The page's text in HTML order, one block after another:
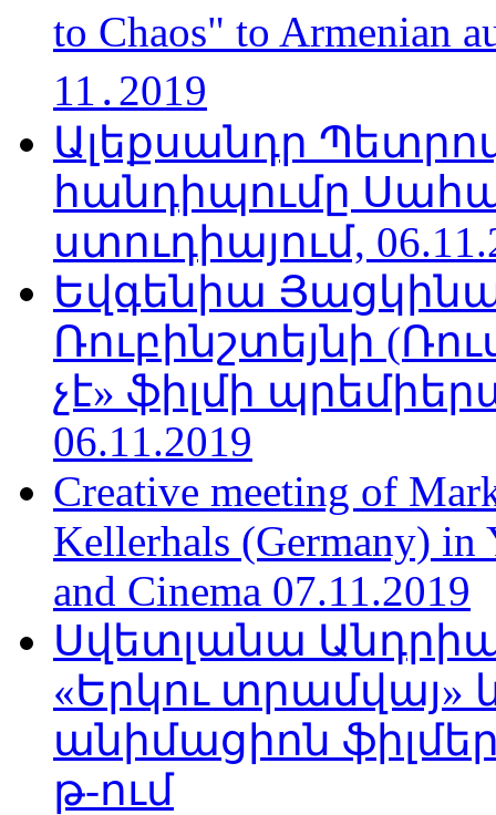
to Chaos" to Armenian
11․2019
Ալեքսանդր
հանդիպումը
ստուդիայում,
Եվգենիա
Ռուբինշտեյնի
չէ» ֆիլմի
06.11.2019
Creative meeting of
Kellerhals (Germany) in
and Cinema 07.11.2019
Սվետլանա
«Երկու տրամվայ»
անիմացիոն
թ-ում